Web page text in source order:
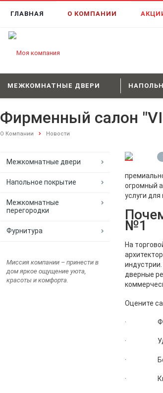
ГЛАВНАЯ О КОМПАНИИ
МЕЖКОМНАТНЫЕ ДВЕРИ
Фирменный салон
О Компании Новости
Межкомнатные двери
Напольное покрытие
Межкомнатные
перегородки
Фурнитура
Миссия компании – принести в
дом яркое ощущение уюта,
красоты и комфорта.
огромный
услуги для
№1
На
дверные
Оцените
·
·
·
·